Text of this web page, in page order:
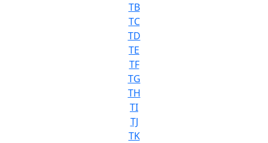
TB
TC
TD
TE
TF
TG
TH
TI
TJ
TK